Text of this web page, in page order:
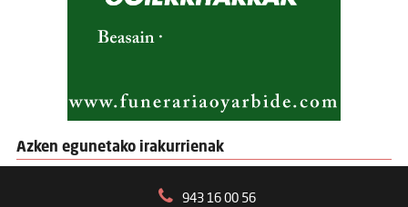
Azken egunetako irakurrienak
943 16 00 56